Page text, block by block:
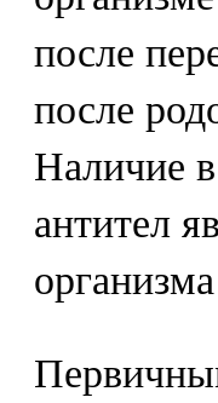
после
после
Наличие
антител